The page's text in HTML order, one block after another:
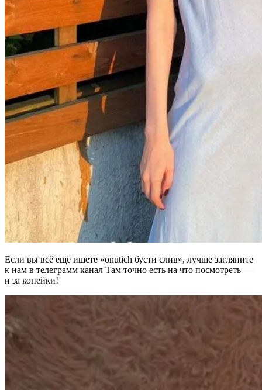
Если вы всё ещё ищете «onutich бусти слив», лучше загляните
к нам в телеграмм канал Там точно есть на что посмотреть —
и за копейки!